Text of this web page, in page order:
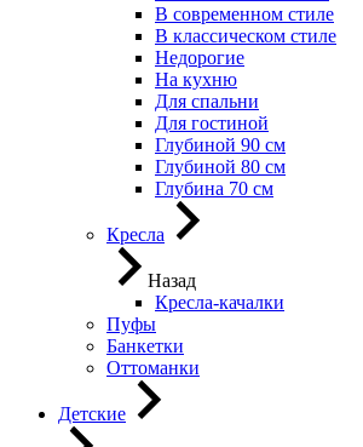
В современном стиле
В классическом стиле
Недорогие
На кухню
Для спальни
Для гостиной
Глубиной 90 см
Глубиной 80 см
Глубина 70 см
Кресла
Назад
Кресла-качалки
Пуфы
Банкетки
Оттоманки
Детские